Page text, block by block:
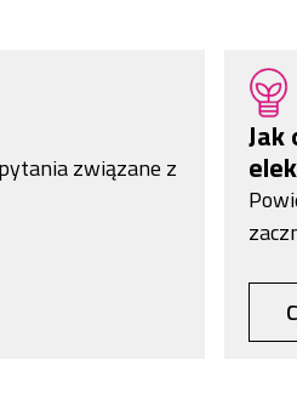
związane z
Jak